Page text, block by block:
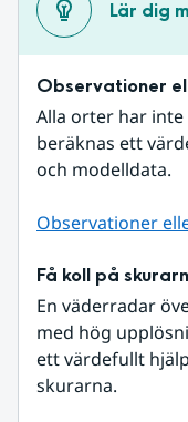
Lär dig
Observationer
Alla orter har
beräknas ett
och modelldata.
Observationer
Få koll på
En väderradar
med hög
ett värdefullt
skurarna.